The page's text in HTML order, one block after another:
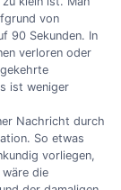
von
90 Sekunden. In
verloren oder
ist weniger
Nachricht durch
So etwas
vorliegen,
die